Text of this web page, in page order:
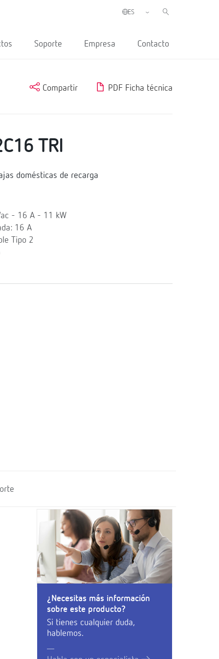
Soporte Empresa Contacto
Compartir PDF Ficha técnica
TRI
domésticas de recarga
- 16 A - 11 kW
16 A
Tipo 2
¿Necesitas más información
sobre este producto?
Si tienes cualquier duda,
hablemos.